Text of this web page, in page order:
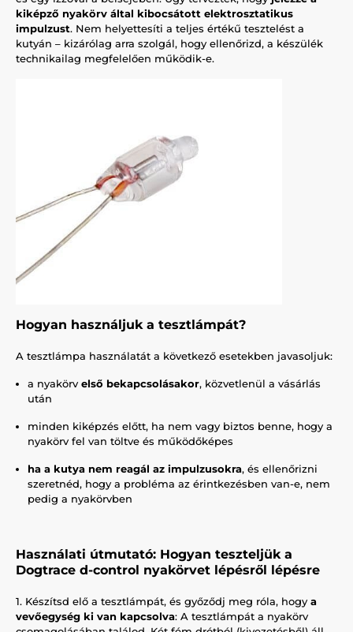
kiképző nyakörv által kibocsátott elektrosztatikus
impulzust. Nem helyettesíti a teljes értékű tesztelést a
kutyán – kizárólag arra szolgál, hogy ellenőrizd, a készülék
technikailag megfelelően működik-e.
Hogyan használjuk a tesztlámpát?
A tesztlámpa használatát a következő esetekben javasoljuk:
a nyakörv első bekapcsolásakor, közvetlenül a vásárlás
után
minden kiképzés előtt, ha nem vagy biztos benne, hogy a
nyakörv fel van töltve és működőképes
ha a kutya nem reagál az impulzusokra, és ellenőrizni
szeretnéd, hogy a probléma az érintkezésben van-e, nem
pedig a nyakörvben
Használati útmutató: Hogyan teszteljük a
Dogtrace d-control nyakörvet lépésről lépésre
1. Készítsd elő a tesztlámpát, és győződj meg róla, hogy a
vevőegység ki van kapcsolva: A tesztlámpát a nyakörv